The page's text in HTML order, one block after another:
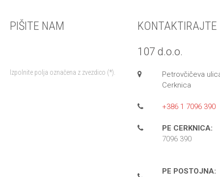
PIŠITE NAM
Izpolnite polja označena z zvezdico (*).
KONTAKTIRAJTE
107 d.o.o.
Petrovčičeva
Cerknica
+386 1 7096 390
PE CERKNICA:
7096 390
PE POSTOJNA: